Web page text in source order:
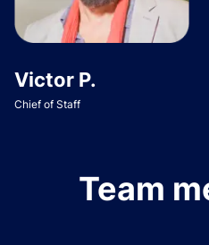
Victor P.
Chief of Staff
Team